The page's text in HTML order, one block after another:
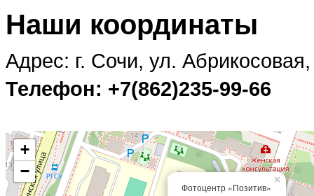
Наши координаты
Адрес: г. Сочи, ул.
Телефон: +7(862)235-99-66
Фотоцентр «Позитив»
×
+
−